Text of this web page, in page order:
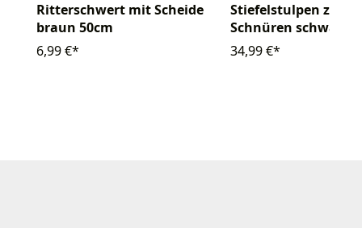
Ritterschwert mit Scheide
braun 50cm
6,99 €*
Stiefelstulpen zum
Schnüren schwarz
34,99 €*